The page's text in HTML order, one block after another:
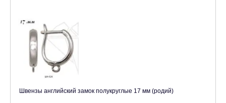
Швензы английский замок полукруглые 17 мм (родий)